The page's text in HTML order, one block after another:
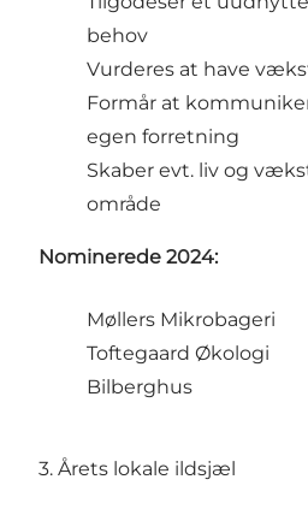
behov
Vurderes at have
Formår at
egen forretning
Skaber evt. liv og
område
Nominerede 2024:
Møllers Mikrobageri
Toftegaard Økologi
Bilberghus
3. Årets lokale ildsjæl